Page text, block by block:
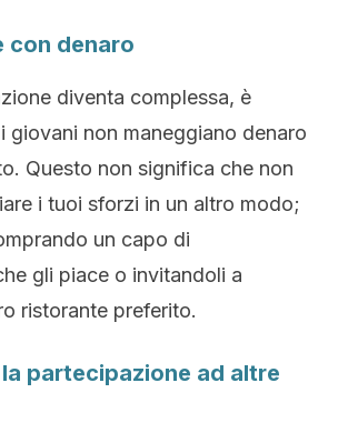
con denaro
diventa complessa, è
giovani non maneggiano denaro
Questo non significa che non
i tuoi sforzi in un altro modo;
un capo di
gli piace o invitandoli a
ristorante preferito.
partecipazione ad altre